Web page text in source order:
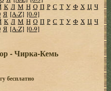
К Л М Н О П Р С Т У Ф Х Ц Ч
Я [A-Z] [0-9]
К Л М Н О П Р С Т У Ф Х Ц Ч
Я [A-Z] [0-9]
- Чирка-Кемь
бесплатно